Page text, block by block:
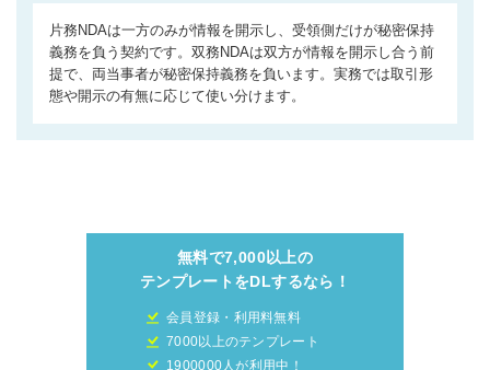
片務NDAは一方のみが情報を開示し、受領側だけが秘密保持
義務を負う契約です。双務NDAは双方が情報を開示し合う前
提で、両当事者が秘密保持義務を負います。実務では取引形
態や開示の有無に応じて使い分けます。
無料で7,000以上の
テンプレートをDLするなら！
会員登録・利用料無料
7000以上のテンプレート
1900000人が利用中！